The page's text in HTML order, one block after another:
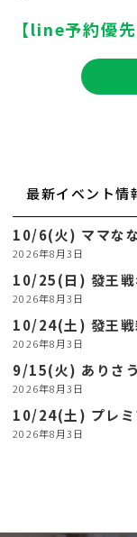
【line予約優先
最新イベント情
10/6(火) ママな
2026年8月3日
10/25(日) 發王戦
2026年8月3日
10/24(土) 發王戦
2026年8月3日
9/15(火) ありさ
2026年8月3日
10/24(土) プレミ
2026年8月3日